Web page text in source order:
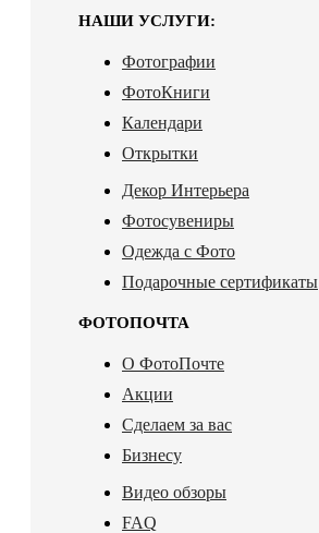
НАШИ УСЛУГИ:
Фотографии
ФотоКниги
Календари
Открытки
Декор Интерьера
Фотосувениры
Одежда с Фото
Подарочные сертификаты
ФОТОПОЧТА
О ФотоПочте
Акции
Сделаем за вас
Бизнесу
Видео обзоры
FAQ